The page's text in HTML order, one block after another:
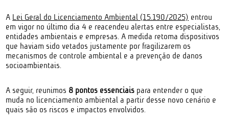
A Lei Geral do Licenciamento Ambiental (15.190/2025) entrou
em vigor no último dia 4 e reacendeu alertas entre especialistas,
entidades ambientais e empresas. A medida retoma dispositivos
que haviam sido vetados justamente por fragilizarem os
mecanismos de controle ambiental e a prevenção de danos
socioambientais.
A seguir, reunimos 8 pontos essenciais para entender o que
muda no licenciamento ambiental a partir desse novo cenário e
quais são os riscos e impactos envolvidos.